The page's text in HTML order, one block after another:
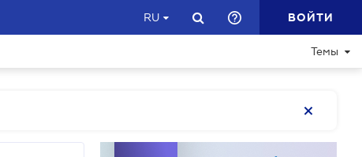
RU ВОЙТИ
Темы